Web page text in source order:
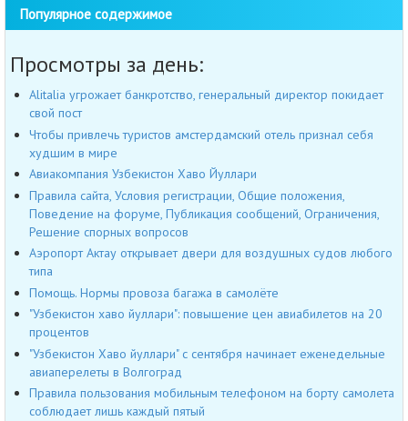
Популярное содержимое
Просмотры за день:
Alitalia угрожает банкротство, генеральный директор покидает
свой пост
Чтобы привлечь туристов амстердамский отель признал себя
худшим в мире
Авиакомпания Узбекистон Хаво Йуллари
Правила сайта, Условия регистрации, Общие положения,
Поведение на форуме, Публикация сообщений, Ограничения,
Решение спорных вопросов
Аэропорт Актау открывает двери для воздушных судов любого
типа
Помощь. Нормы провоза багажа в самолёте
"Узбекистон хаво йуллари": повышение цен авиабилетов на 20
процентов
"Узбекистон Хаво йуллари" с сентября начинает еженедельные
авиаперелеты в Волгоград
Правила пользования мобильным телефоном на борту самолета
соблюдает лишь каждый пятый